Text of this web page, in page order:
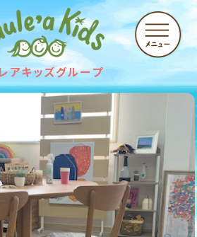
アキッズグループ